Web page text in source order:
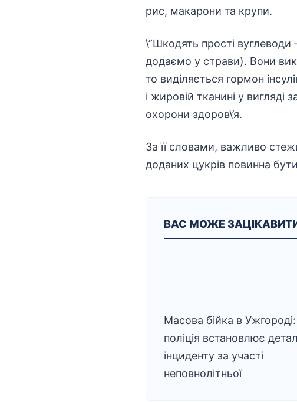
рис, макарони та крупи.
\”Шкодять прості
додаємо у страви). Вони
то виділяється гормон
і жировій тканині у вигляді
охорони здоров\’я.
За її словами, важливо
доданих цукрів повинна
ВАС МОЖЕ
Масова бійка в Ужгороді:
поліція встановлює
інциденту за участі
неповнолітньої